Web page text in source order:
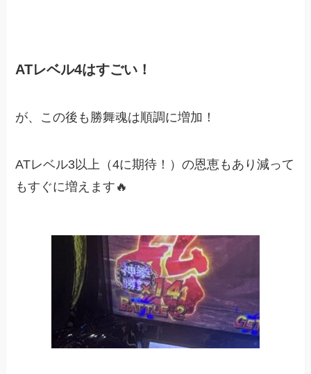
ATレベル4はすごい！
が、この後も勝舞魂は順調に増加！
ATレベル3以上（4に期待！）の恩恵もあり減って
もすぐに増えます🔥